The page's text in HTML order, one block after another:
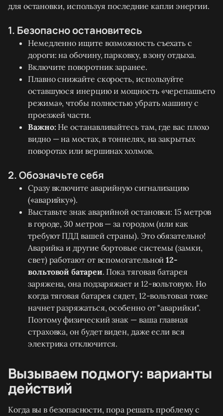
для остановки, используя последние капли энергии.
1. Безопасно остановитесь
Немедленно ищите возможность съехать с
дороги: на обочину, парковку, в зону отдыха.
Включите поворотник заранее.
Плавно снижайте скорость, используйте
оставшуюся инерцию и мощность «черепашьего
режима», чтобы полностью убрать машину с
проезжей части.
Важно: Не останавливайтесь там, где вас плохо
видно — на мостах, в тоннелях, на закрытых
поворотах или вершинах холмов.
2. Обозначьте себя
Сразу включите аварийную сигнализацию
(«аварийку»).
Выставьте знак аварийной остановки: 15 метров
в городе, 30 метров — за городом (или как
требуют ПДД вашей страны). Это обязательно!
Аварийка и другие бортовые системы (замки,
свет) работают от вспомогательной12-
вольтовой батареи. Пока тяговая батарея
заряжена, она подзаряжает и 12-вольтовую. Но
когда тяговая батарея сядет, 12-вольтовая тоже
начнет разряжаться, особенно от "аварийки".
Поэтому физический знак — ваша главная
страховка, он будет виден, даже если вся
электрика отключится.
Вызываем подмогу: варианты
действий
Когда вы в безопасности, пора решать проблему с